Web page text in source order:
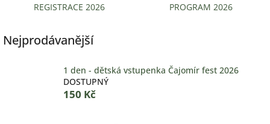
REGISTRACE 2026 PROGRAM 2026
Nejprodávanější
1 den - dětská vstupenka Čajomír fest 2026
DOSTUPNÝ
150 Kč